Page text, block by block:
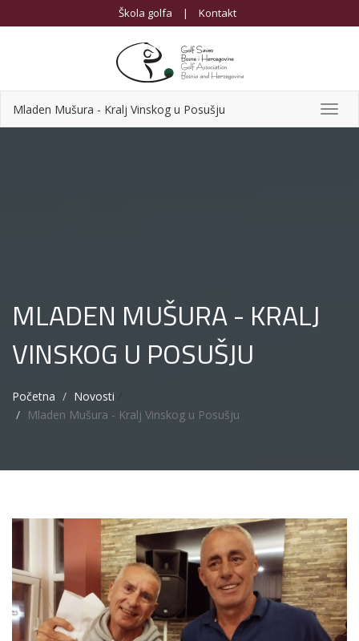
Škola golfa | Kontakt
Mladen Mušura - Kralj Vinskog u Posušju
MLADEN MUŠURA - KRALJ
VINSKOG U POSUŠJU
Početna Novosti /
Mladen Mušura - Kralj Vinskog u Posušju